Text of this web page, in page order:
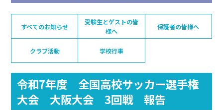
すべてのお知らせ
受験生とゲストの皆
様へ
保護者の皆様へ
クラブ活動 学校行事
令和7年度 全国高校サッカー選手権
大会 大阪大会 3回戦 報告